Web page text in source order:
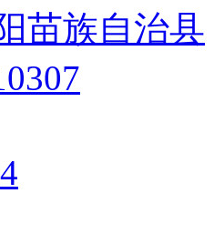
苗族自治县